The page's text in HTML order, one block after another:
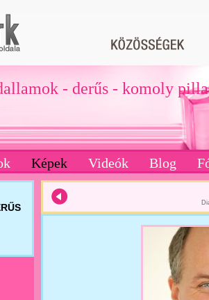
- derűs - komoly
Képek Videók Blog